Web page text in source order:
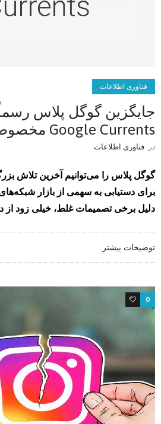
فناوری اطلاعات
جایگزین گوگل پلاس
Google Currents مخصوص کسب وکار
در فناوری اطلاعات
گوگل پلاس را می‌توانیم آخرین تلاش
برای دستیابی به سهمی از بازار
دلیل برخی تصمیمات غلط، خیلی زود از
توضیحات بیشتر
0
1